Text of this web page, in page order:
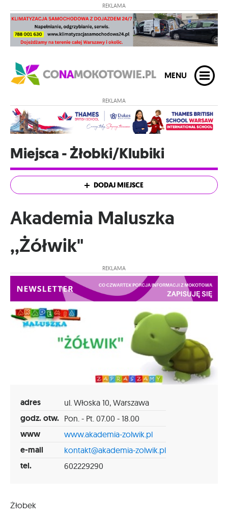
REKLAMA
MENU
REKLAMA
Miejsca - Żłobki/Klubiki
DODAJ MIEJSCE
Akademia Maluszka
,,Żółwik"
REKLAMA
adres ul. Włoska 10, Warszawa
godz. otw. Pon. - Pt. 07.00 - 18.00
www www.akademia-zolwik.pl
e-mail kontakt@akademia-zolwik.pl
tel. 602229290
Żłobek